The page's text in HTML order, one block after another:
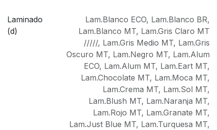
Laminado
(d)
Lam.Blanco ECO, Lam.Blanco BR,
Lam.Blanco MT, Lam.Gris Claro MT
/////, Lam.Gris Medio MT, Lam.Gris
Oscuro MT, Lam.Negro MT, Lam.Alum
ECO, Lam.Alum MT, Lam.Eart MT,
Lam.Chocolate MT, Lam.Moca MT,
Lam.Crema MT, Lam.Sol MT,
Lam.Blush MT, Lam.Naranja MT,
Lam.Rojo MT, Lam.Granate MT,
Lam.Just Blue MT, Lam.Turquesa MT,